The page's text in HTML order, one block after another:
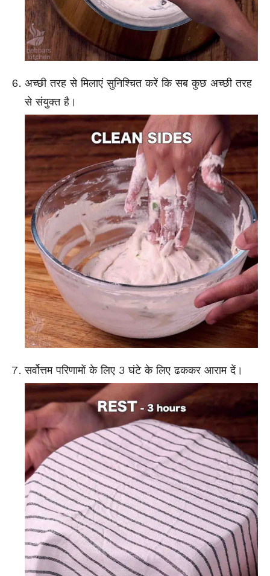
अच्छी तरह से मिलाएं सुनिश्चित करें कि सब कुछ अच्छी तरह
से संयुक्त है।
सर्वोत्तम परिणामों के लिए 3 घंटे के लिए ढककर आराम दें।